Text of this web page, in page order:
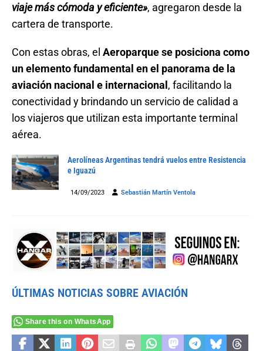
viaje más cómoda y eficiente», agregaron desde la
cartera de transporte.
Con estas obras, el Aeroparque se posiciona como
un elemento fundamental en el panorama de la
aviación nacional e internacional , facilitando la
conectividad y brindando un servicio de calidad a
los viajeros que utilizan esta importante terminal
aérea.
Aerolíneas Argentinas tendrá vuelos entre Resistencia
e Iguazú
14/09/2023 Sebastián Martín Ventola
ÚLTIMAS NOTICIAS SOBRE AVIACIÓN
Share this on WhatsApp